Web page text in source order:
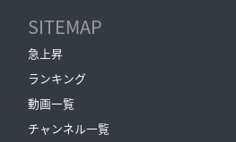
SITEMAP
急上昇
ランキング
動画一覧
チャンネル一覧